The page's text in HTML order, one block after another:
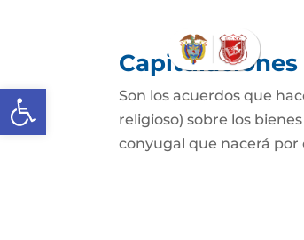
Abrir barra de herramientas
Son los acuerdos que
religioso) sobre los
conyugal que nacerá por